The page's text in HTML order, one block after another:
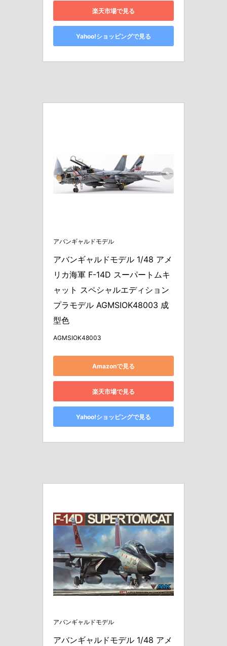
楽天市場で見る
Yahoo!ショッピングで見る
アバンギャルドモデル
アバンギャルドモデル 1/48 アメ
リカ海軍 F-14D スーパートムキ
ャット スペシャルエディション
プラモデル AGMSIOK48003 成
型色
AGMSIOK48003
Amazonで見る
楽天市場で見る
Yahoo!ショッピングで見る
アバンギャルドモデル
アバンギャルドモデル 1/48 アメ